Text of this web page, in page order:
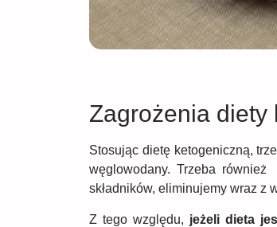
Zagrożenia diety
Stosując dietę ketogeniczną,
węglowodany. Trzeba
składników, eliminujemy wraz z
Z tego względu, jeżeli dieta